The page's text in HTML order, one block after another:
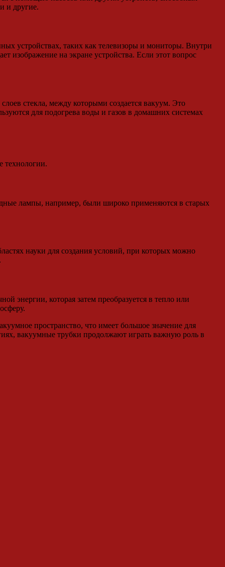
и другие.
устройствах, таких как телевизоры и мониторы. Внутри
изображение на экране устройства. Если этот вопрос
стекла, между которыми создается вакуум. Это
для подогрева воды и газов в домашних системах
технологии.
лампы, например, были широко применяются в старых
науки для создания условий, при которых можно
энергии, которая затем преобразуется в тепло или
пространство, что имеет большое значение для
вакуумные трубки продолжают играть важную роль в